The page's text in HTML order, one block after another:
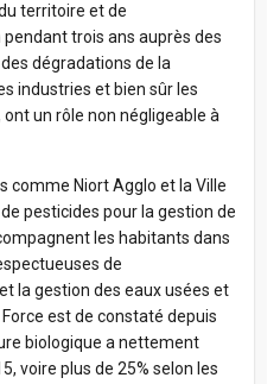
territoire et de
trois ans auprès des
dégradations de la
industries et bien sûr les
un rôle non négligeable à
comme Niort Agglo et la Ville
pesticides pour la gestion de
les habitants dans
de
la gestion des eaux usées et
est de constaté depuis
biologique a nettement
voire plus de 25% selon les